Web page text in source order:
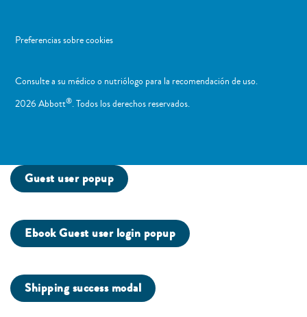
Preferencias sobre cookies
Consulte a su médico o nutriólogo para la recomendación de uso. ​
2026 Abbott®. Todos los derechos reservados.
Guest user popup
Ebook Guest user login popup
Shipping success modal